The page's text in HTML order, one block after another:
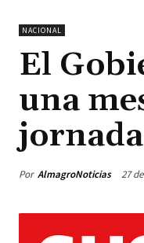
NACIONAL
El
una
jornada
Por AlmagroNoticias 27